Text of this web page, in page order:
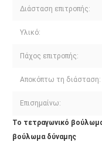
Διάσταση επιτροπής:
Υλικό:
Πάχος επιτροπής:
Αποκόπτω τη διάσταση:
Επισημαίνω:
Το τετραγωνικό
βούλωμα δύναμης